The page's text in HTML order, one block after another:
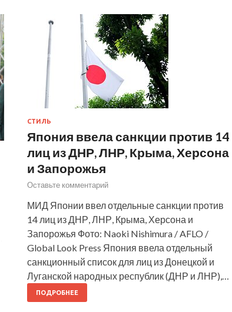
СТИЛЬ
Япония ввела санкции против 14
лиц из ДНР, ЛНР, Крыма, Херсона
и Запорожья
Оставьте комментарий
МИД Японии ввел отдельные санкции против
14 лиц из ДНР, ЛНР, Крыма, Херсона и
Запорожья Фото: Naoki Nishimura / AFLO /
Global Look Press Япония ввела отдельный
санкционный список для лиц из Донецкой и
Луганской народных республик (ДНР и ЛНР),…
ПОДРОБНЕЕ